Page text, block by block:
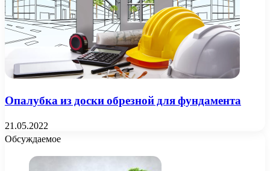
Опалубка из доски обрезной для фундамента
21.05.2022
Обсуждаемое